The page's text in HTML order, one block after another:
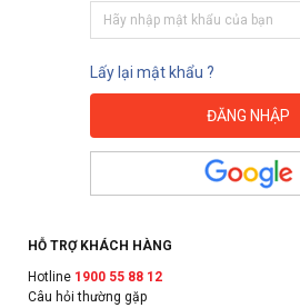
Lấy lại mật khẩu ?
HỖ TRỢ KHÁCH HÀNG
Hotline 1900 55 88 12
Câu hỏi thường gặp